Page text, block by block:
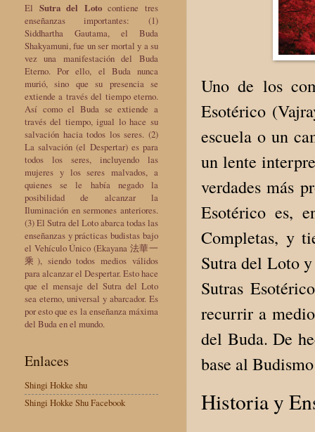
Uno de los
Esotérico
escuela o un
un lente
verdades más
Esotérico es,
Completas, y
Sutra del Loto
Sutras
recurrir a
del Buda. De
base al
Historia y
El Sutra del Lotocontiene tres
enseñanzas importantes: (1)
Siddhartha Gautama, el Buda
Shakyamuni, fue un ser mortal y a su
vez una manifestación del Buda
Eterno. Por ello, el Buda nunca
murió, sino que su presencia se
extiende a través del tiempo eterno.
Así como el Buda se extiende a
través del tiempo, igual lo hace su
salvación hacia todos los seres. (2)
La salvación (el Despertar) es para
todos los seres, incluyendo las
mujeres y los seres malvados, a
quienes se le había negado la
posibilidad de alcanzar la
Iluminación en sermones anteriores.
(3) El Sutra del Loto abarca todas las
enseñanzas y prácticas budistas bajo
el Vehículo Único (Ekayana 法華一
乘), siendo todos medios válidos
para alcanzar el Despertar. Esto hace
que el mensaje del Sutra del Loto
sea eterno, universal y abarcador. Es
por esto que es la enseñanza máxima
del Buda en el mundo.
Enlaces
Shingi Hokke shu
Shingi Hokke Shu Facebook